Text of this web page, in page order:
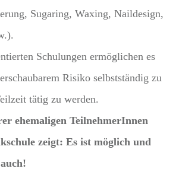
Sugaring, Waxing, Naildesign,
Schulungen ermöglichen es
Risiko selbstständig zu
tätig zu werden.
ehemaligen TeilnehmerInnen
zeigt: Es ist möglich und